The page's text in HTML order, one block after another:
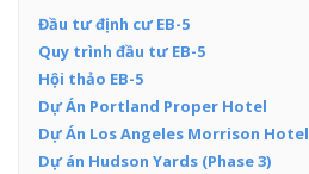
Đầu tư định cư EB-5
Quy trình đầu tư EB-5
Hội thảo EB-5
Dự Án Portland Proper Hotel
Dự Án Los Angeles Morrison Hotel
Dự án Hudson Yards (Phase 3)